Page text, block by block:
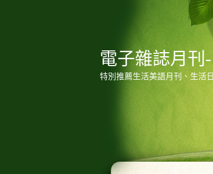
電子雜誌月刊
特別推薦生活美語月刊、生活